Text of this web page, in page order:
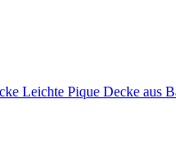
Leichte Pique Decke aus